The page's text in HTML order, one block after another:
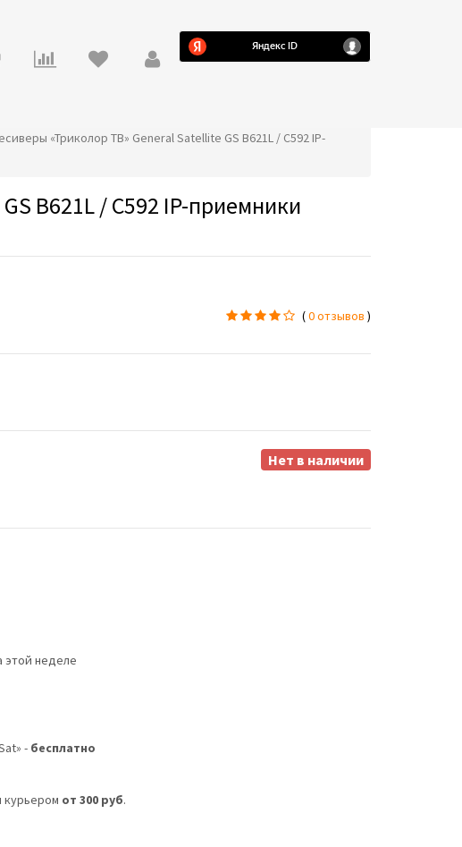
«Триколор ТВ» General Satellite GS B621L / C592 IP-
B621L / C592 IP-приемники
(0 отзывов )
Нет в наличии
этой неделе
- бесплатно
курьером от 300 руб.